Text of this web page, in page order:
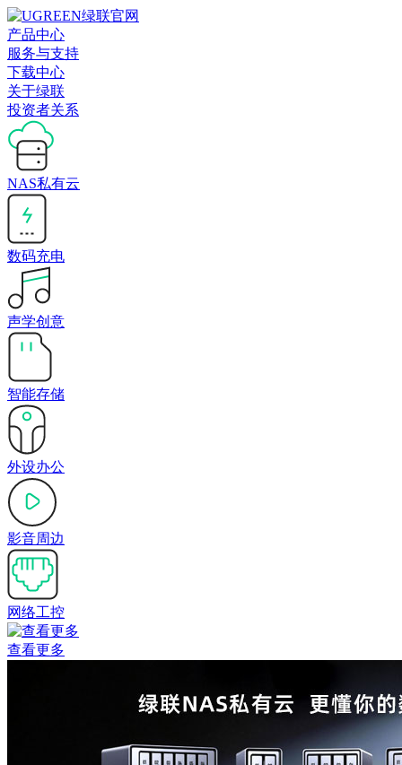
产品中心
服务与支持
下载中心
关于绿联
投资者关系
NAS私有云
数码充电
声学创意
智能存储
外设办公
影音周边
网络工控
查看更多